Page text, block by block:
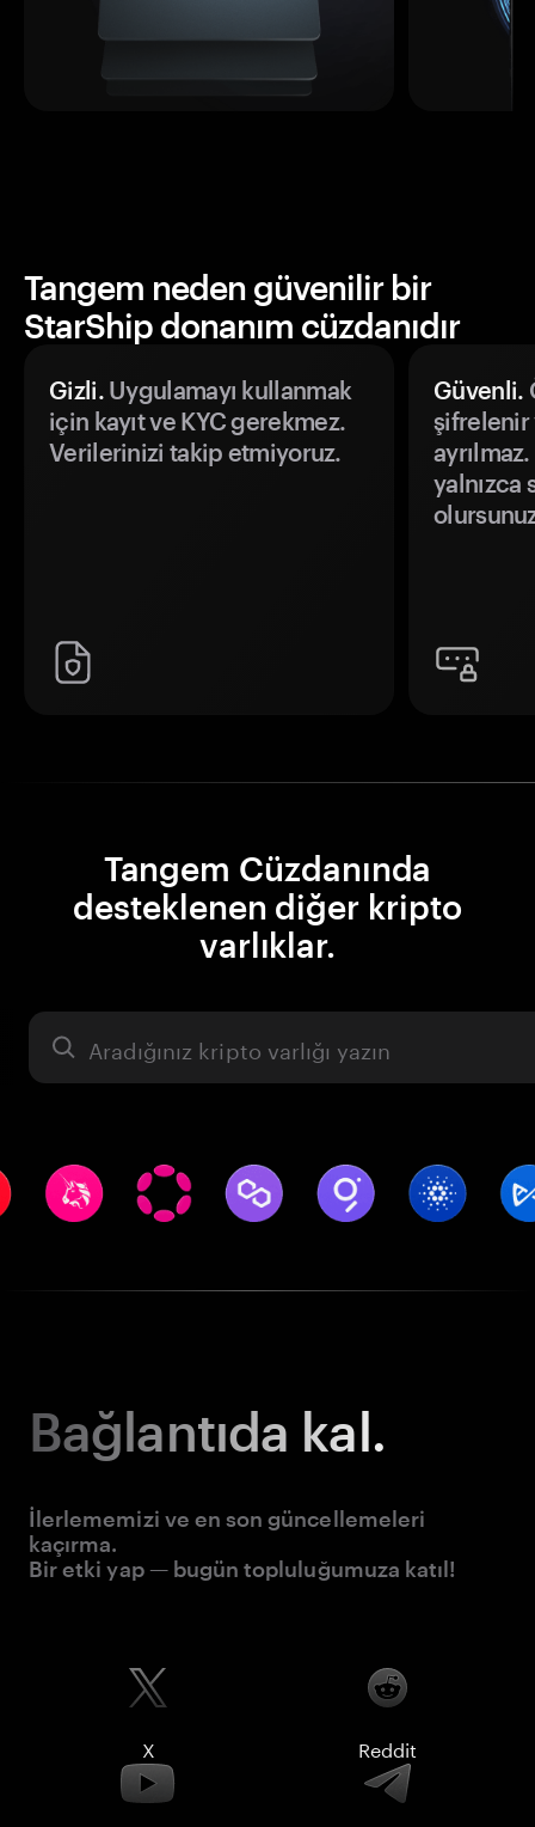
Tangem neden güvenilir bir
StarShip donanım cüzdanıdır
Gizli.Uygulamayı kullanmak
için kayıt ve KYC gerekmez.
Verilerinizi takip etmiyoruz.
Güvenli.
şifrelenir
yalnızca
Tangem Cüzdanında
desteklenen diğer kripto
varlıklar.
Varlık
Bağlantıda kal.
İlerlememizi ve en son güncellemeleri
kaçırma.
Bir etki yap — bugün topluluğumuza katıl!
X Reddit